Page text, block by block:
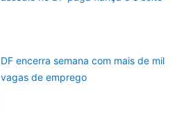
DF encerra semana com mais de mil
vagas de emprego